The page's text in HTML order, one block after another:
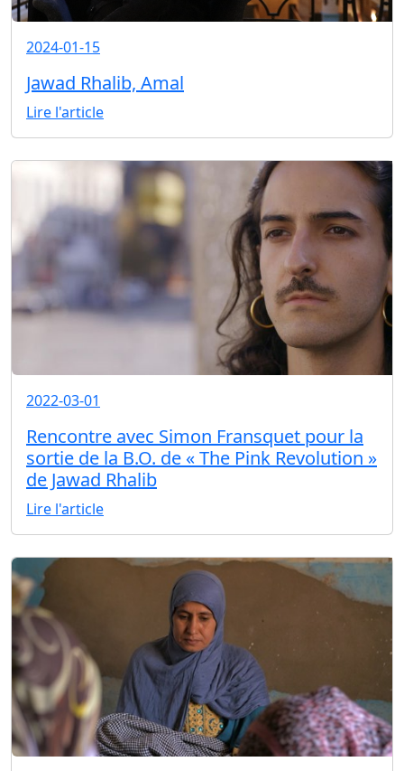
2024-01-15
Jawad Rhalib, Amal
Lire l'article
2022-03-01
Rencontre avec Simon Fransquet pour la
sortie de la B.O. de « The Pink Revolution »
de Jawad Rhalib
Lire l'article